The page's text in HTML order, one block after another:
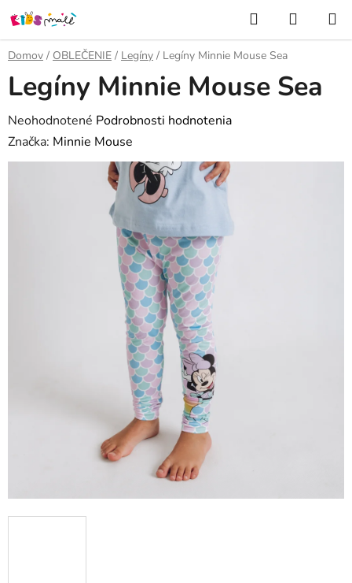
Prejsť
na
obsah
Hľadať
KOŠÍK
Domov / OBLEČENIE / Legíny / Legíny Minnie Mouse Sea
Legíny Minnie Mouse Sea
Priemerné
hodnotenie
produktu
Neohodnotené Podrobnosti hodnotenia
Značka: Minnie Mouse